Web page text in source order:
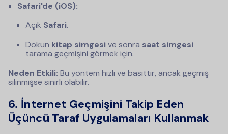
Safari'de (iOS):
Açık Safari.
Dokun kitap simgesi ve sonra saat simgesi
tarama geçmişini görmek için.
Neden Etkili: Bu yöntem hızlı ve basittir, ancak geçmiş
silinmişse sınırlı olabilir.
6. İnternet Geçmişini Takip Eden
Üçüncü Taraf Uygulamaları Kullanmak